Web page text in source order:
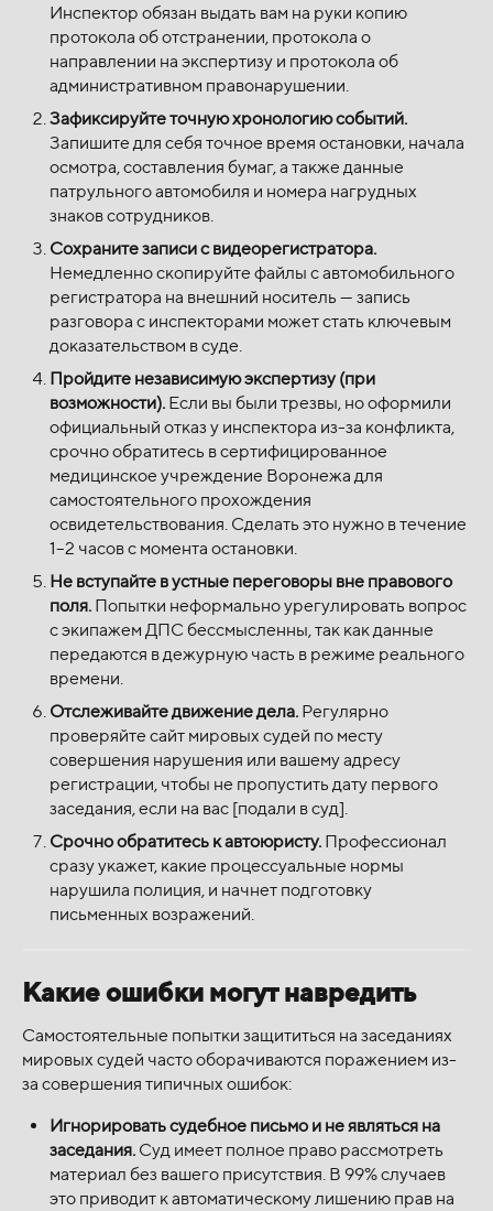
Инспектор обязан выдать вам на руки копию
протокола об отстранении, протокола о
направлении на экспертизу и протокола об
административном правонарушении.
Зафиксируйте точную хронологию событий.
Запишите для себя точное время остановки, начала
осмотра, составления бумаг, а также данные
патрульного автомобиля и номера нагрудных
знаков сотрудников.
Сохраните записи с видеорегистратора.
Немедленно скопируйте файлы с автомобильного
регистратора на внешний носитель — запись
разговора с инспекторами может стать ключевым
доказательством в суде.
Пройдите независимую экспертизу (при
возможности). Если вы были трезвы, но оформили
официальный отказ у инспектора из-за конфликта,
срочно обратитесь в сертифицированное
медицинское учреждение Воронежа для
самостоятельного прохождения
освидетельствования. Сделать это нужно в течение
1–2 часов с момента остановки.
Не вступайте в устные переговоры вне правового
поля. Попытки неформально урегулировать вопрос
с экипажем ДПС бессмысленны, так как данные
передаются в дежурную часть в режиме реального
времени.
Отслеживайте движение дела. Регулярно
проверяйте сайт мировых судей по месту
совершения нарушения или вашему адресу
регистрации, чтобы не пропустить дату первого
заседания, если на вас [подали в суд].
Срочно обратитесь к автоюристу. Профессионал
сразу укажет, какие процессуальные нормы
нарушила полиция, и начнет подготовку
письменных возражений.
Какие ошибки могут навредить
Самостоятельные попытки защититься на заседаниях
мировых судей часто оборачиваются поражением из-
за совершения типичных ошибок:
Игнорировать судебное письмо и не являться на
заседания. Суд имеет полное право рассмотреть
материал без вашего присутствия. В 99% случаев
это приводит к автоматическому лишению прав на